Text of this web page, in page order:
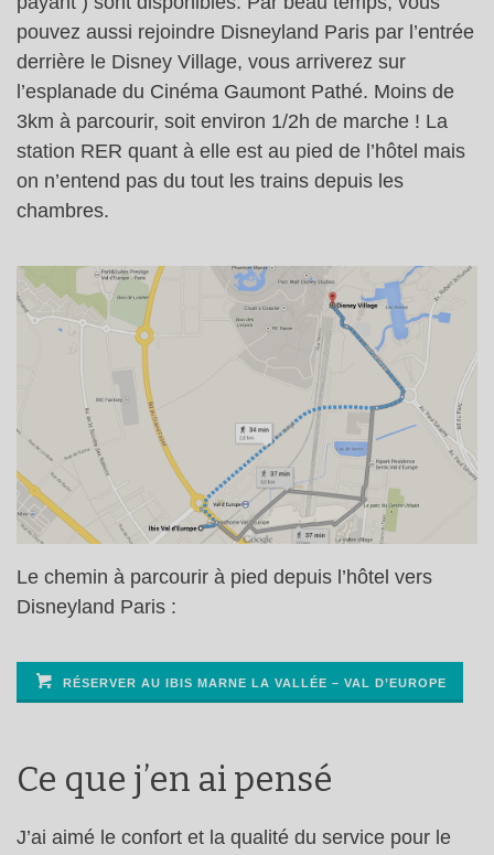
pouvez aussi rejoindre Disneyland Paris par l’entrée
derrière le Disney Village, vous arriverez sur
l’esplanade du Cinéma Gaumont Pathé. Moins de
3km à parcourir, soit environ 1/2h de marche ! La
station RER quant à elle est au pied de l’hôtel mais
on n’entend pas du tout les trains depuis les
chambres.
Le chemin à parcourir à pied depuis l’hôtel vers
Disneyland Paris :
RÉSERVER AU IBIS MARNE LA VALLÉE – VAL D’EUROPE
Ce que j’en ai pensé
J’ai aimé le confort et la qualité du service pour le